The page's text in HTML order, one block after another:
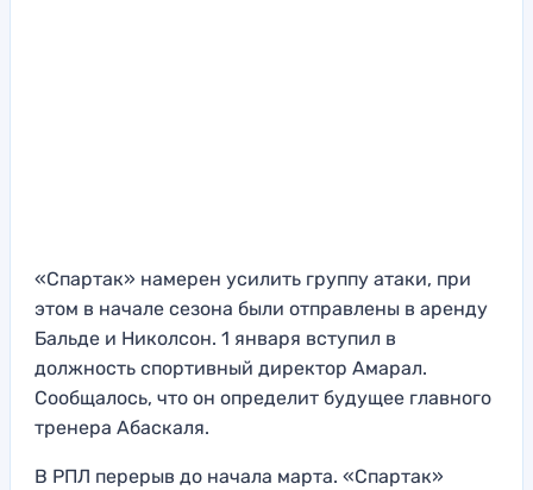
«Спартак» намерен усилить группу атаки, при
этом в начале сезона были отправлены в аренду
Бальде и Николсон. 1 января вступил в
должность спортивный директор Амарал.
Сообщалось, что он определит будущее главного
тренера Абаскаля.
В РПЛ перерыв до начала марта. «Спартак»